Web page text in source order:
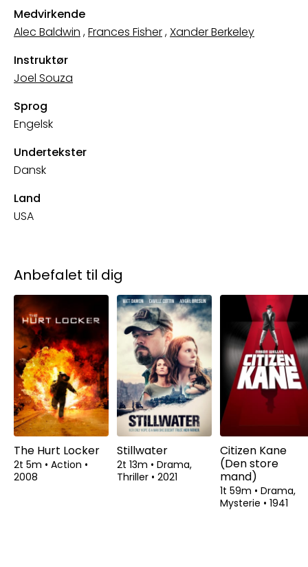
Medvirkende
Alec Baldwin ,Frances Fisher,Xander Berkeley
Instruktør
Joel Souza
Sprog
Engelsk
Undertekster
Dansk
Land
USA
Anbefalet til dig
The Hurt Locker
2t 5m • Action •
2008
Stillwater
2t 13m • Drama,
Thriller • 2021
Citizen Kane
(Den store
mand)
1t 59m • Drama,
Mysterie • 1941